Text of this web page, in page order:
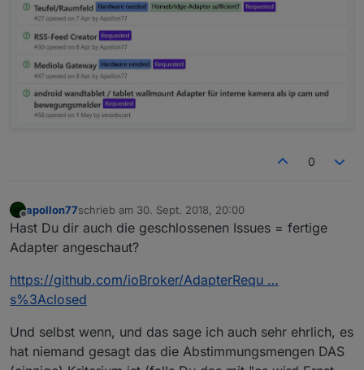
0
Offline
apollon77schrieb am 30. Sept. 2018, 20:00
zuletzt editiert von
Hast Du dir auch die geschlossenen Issues = fertige
Adapter angeschaut?
https://github.com/ioBroker/AdapterRequ …
s%3Aclosed
Und selbst wenn, und das sage ich auch sehr ehrlich, es
hat niemand gesagt das die Abstimmungsmengen DAS